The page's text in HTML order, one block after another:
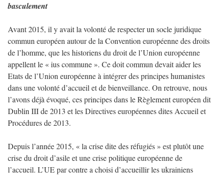
basculement
Avant 2015, il y avait la volonté de respecter un socle juridique
commun européen autour de la Convention européenne des droits
de l’homme, que les historiens du droit de l’Union européenne
appellent le « ius commune ». Ce doit commun devait aider les
Etats de l’Union européenne à intégrer des principes humanistes
dans une volonté d’accueil et de bienveillance. On retrouve, nous
l’avons déjà évoqué, ces principes dans le Règlement européen dit
Dublin III de 2013 et les Directives européennes dites Accueil et
Procédures de 2013.
Depuis l’année 2015, « la crise dite des réfugiés » est plutôt une
crise du droit d’asile et une crise politique européenne de
l’accueil. L’UE par contre a choisi d’accueillir les ukrainiens